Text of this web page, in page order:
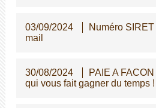
03/09/2024
Numéro
mail
30/08/2024
PAIE A
qui vous fait gagner du temps !